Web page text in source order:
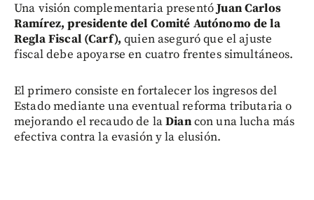
Una visión complementaria presentóJuan Carlos
Ramírez, presidente del Comité Autónomo de la
Regla Fiscal (Carf), quien aseguró que el ajuste
fiscal debe apoyarse en cuatro frentes simultáneos.
El primero consiste en fortalecer los ingresos del
Estado mediante una eventual reforma tributaria o
mejorando el recaudo de laDiancon una lucha más
efectiva contra la evasión y la elusión.